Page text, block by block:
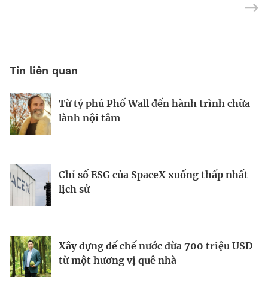
Tin liên quan
Từ tỷ phú Phố Wall đến hành trình chữa
lành nội tâm
Chỉ số ESG của SpaceX xuống thấp nhất
lịch sử
Xây dựng đế chế nước dừa 700 triệu USD
từ một hương vị quê nhà
Tầm nhìn AI của Sam Altman
Startup biến nút bịt tai thành “cơn sốt”
220 triệu USD
Galaxea AI: Startup 700 triệu USD đầy
tham vọng “soán ngôi” Tesla Optimus
Tầm nhìn của vị tỷ phú tái định nghĩa
Las Vegas
Kinh Bắc gia nhập lĩnh vực AI với dự án
tỷ đô
Todd Graves và đế chế 22 tỷ USD từ
miếng gà rán